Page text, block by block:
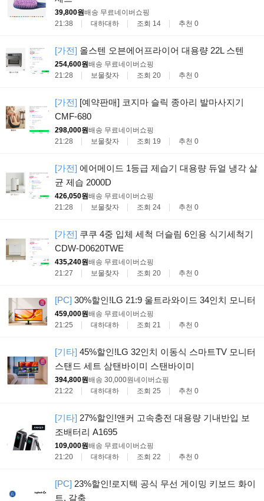
39,800원배송 무료네이버쇼핑
21:38
대하대하 조회 14 추천 0
[가전] 올스텐 오븐에어프라이어 대용량 22L 스텐
254,600원배송 무료네이버쇼핑
21:28
보물찾자 조회 20 추천 0
[가전] [예약판매] 코지마 슬릭 종아리 발마사지기
CMF-680
298,000원배송 무료네이버쇼핑
21:28
보물찾자 조회 19 추천 0
[가전] 에어메이드 1등급 제습기 대용량 듀얼 냉각 살
균 제습 2000D
426,050원배송 무료네이버쇼핑
21:28
보물찾자 조회 24 추천 0
[가전] 쿠쿠 4중 입체 세척 더슬림 6인용 식기세척기
CDW-D0620TWE
435,240원배송 무료네이버쇼핑
21:27
보물찾자 조회 20 추천 0
[PC] 30%할인!LG 21:9 울트라와이드 34인치 모니터
459,000원배송 무료네이버쇼핑
21:25
대하대하 조회 21 추천 0
[기타] 45%할인!LG 32인치 이동식 스마트TV 모니터
스탠드 세트 삼탠바이미 스탠바이미
394,800원배송 30,000원네이버쇼핑
21:22
대하대하 조회 25 추천 0
[기타] 27%할인!앤커 고속충전 대용량 기내반입 보
조배터리 A1695
109,000원배송 무료네이버쇼핑
21:20
대하대하 조회 22 추천 0
[PC] 23%할인!로지텍 공식 무선 게이밍 키보드 화이
트, 갈축